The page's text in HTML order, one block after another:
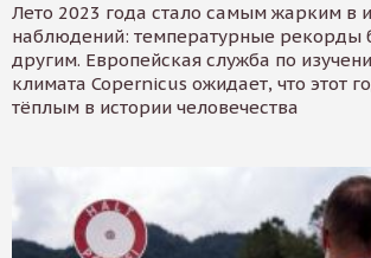
Лето 2023 года стало самым жарким в
наблюдений: температурные рекорды
другим. Европейская служба по
климата Copernicus ожидает, что этот
тёплым в истории человечества